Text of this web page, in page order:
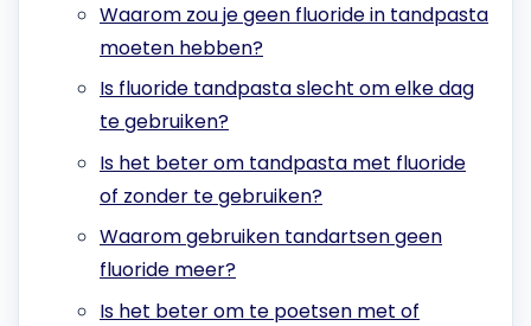
Waarom zou je geen fluoride in tandpasta
moeten hebben?
Is fluoride tandpasta slecht om elke dag
te gebruiken?
Is het beter om tandpasta met fluoride
of zonder te gebruiken?
Waarom gebruiken tandartsen geen
fluoride meer?
Is het beter om te poetsen met of